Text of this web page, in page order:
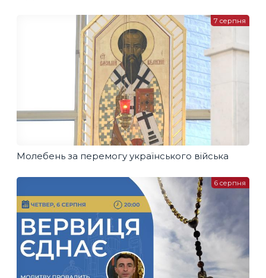
Молебень за перемогу українського війська
7 серпня
6 серпня